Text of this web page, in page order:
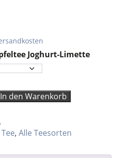
Joghurt-Limette
In den Warenkorb
, Alle Teesorten